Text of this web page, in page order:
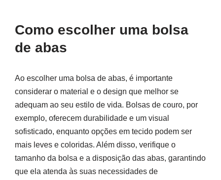
Como escolher uma bolsa
de abas
Ao escolher uma bolsa de abas, é importante
considerar o material e o design que melhor se
adequam ao seu estilo de vida. Bolsas de couro, por
exemplo, oferecem durabilidade e um visual
sofisticado, enquanto opções em tecido podem ser
mais leves e coloridas. Além disso, verifique o
tamanho da bolsa e a disposição das abas, garantindo
que ela atenda às suas necessidades de